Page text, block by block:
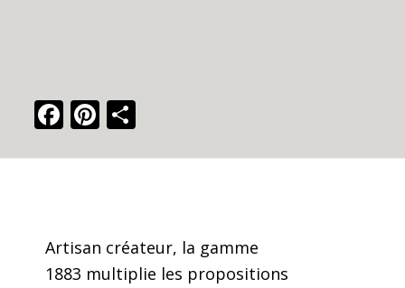
Facebook
Pinterest
Share
Artisan créateur, la gamme
1883 multiplie les propositions